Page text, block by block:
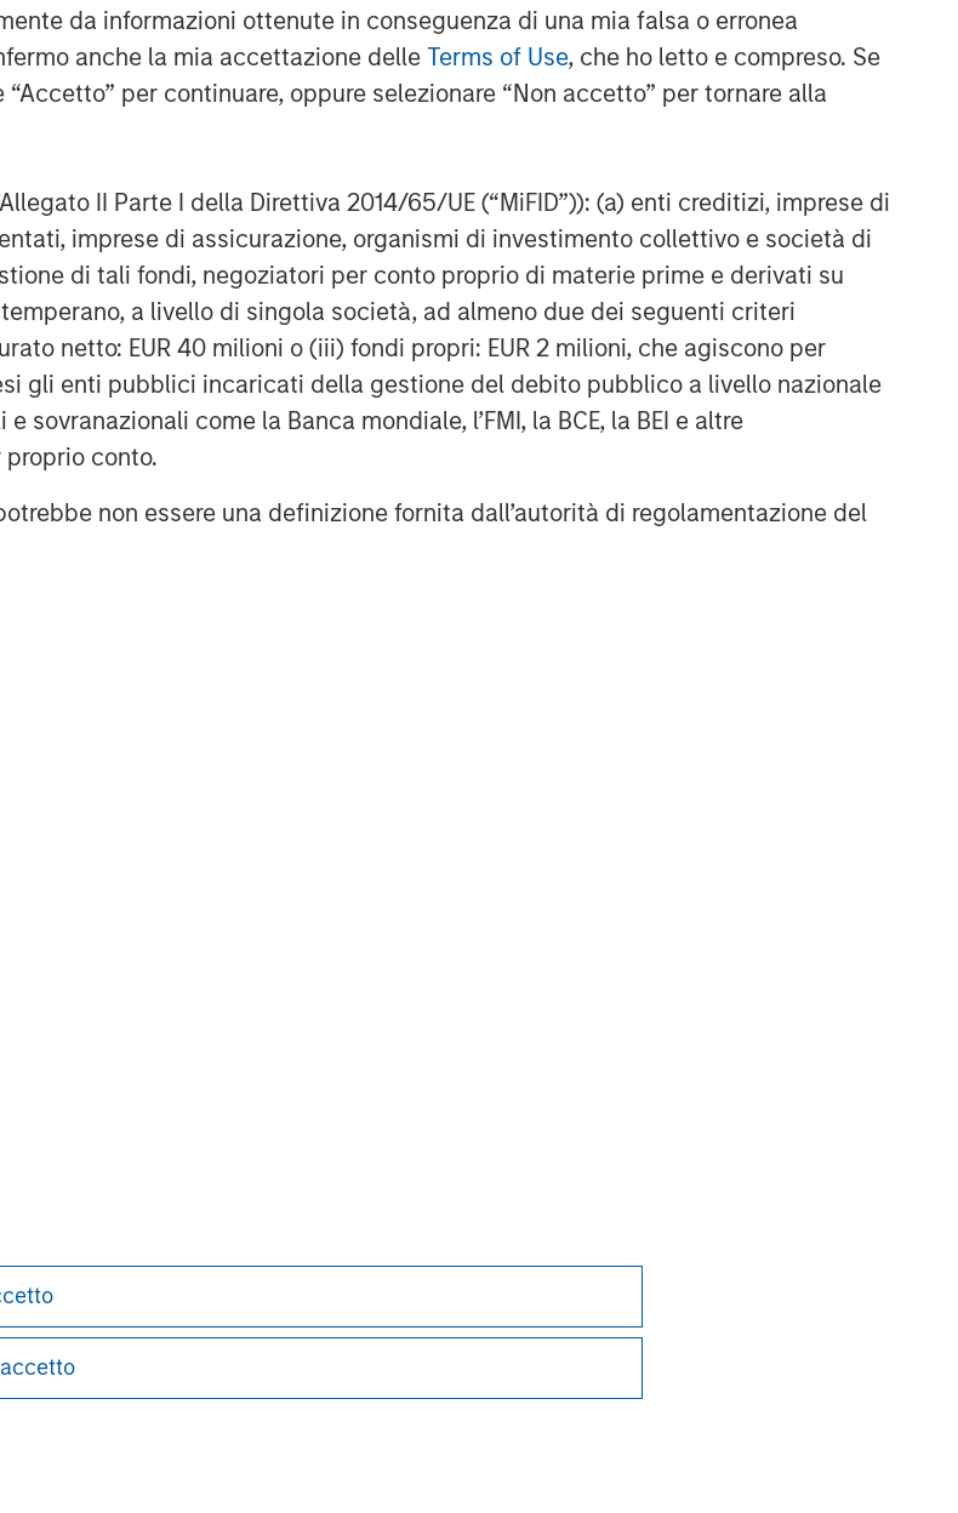
da informazioni ottenute in conseguenza di una mia falsa o erronea
anche la mia accettazione delle Terms of Use, che ho letto e compreso. Se
per continuare, oppure selezionare “Non accetto” per tornare alla
II Parte I della Direttiva 2014/65/UE (“MiFID”)): (a) enti creditizi, imprese di
imprese di assicurazione, organismi di investimento collettivo e società di
di tali fondi, negoziatori per conto proprio di materie prime e derivati su
a livello di singola società, ad almeno due dei seguenti criteri
netto: EUR 40 milioni o (iii) fondi propri: EUR 2 milioni, che agiscono per
gli enti pubblici incaricati della gestione del debito pubblico a livello nazionale
come la Banca mondiale, l’FMI, la BCE, la BEI e altre
conto.
non essere una definizione fornita dall’autorità di regolamentazione del
global private real
Stanley. One of the
global value-add
investment
and Asia, regional
a unique global
execution
real estate
with its investment
professionals around